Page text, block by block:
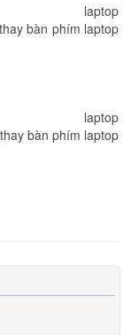
thay bàn phím laptop
thay bàn phím laptop